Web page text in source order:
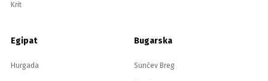
Krit
Egipat
Hurgada
Bugarska
Sunčev Breg